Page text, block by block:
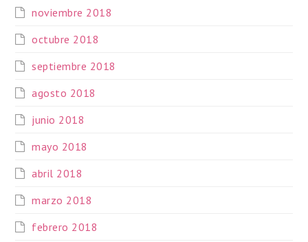
noviembre 2018
octubre 2018
septiembre 2018
agosto 2018
junio 2018
mayo 2018
abril 2018
marzo 2018
febrero 2018